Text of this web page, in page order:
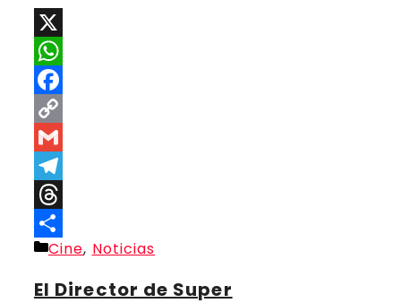
X
WhatsApp
Facebook
Copy
Link
Gmail
Telegram
Threads
Compartir
Categorías
Cine, Noticias
El Director de Super